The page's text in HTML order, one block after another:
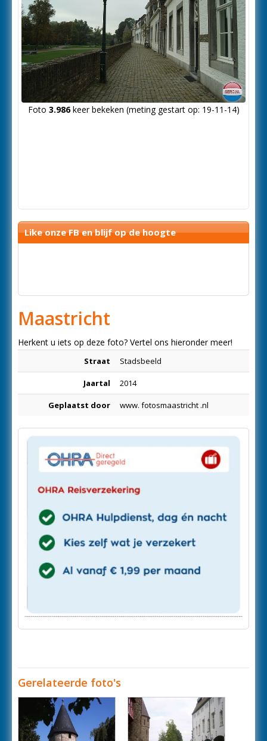
Foto 3.986keer bekeken (meting gestart op: 19-11-14)
Like onze FB en blijf op de hoogte
Maastricht
Herkent u iets op deze foto? Vertel ons hieronder meer!
Straat Stadsbeeld
Jaartal 2014
Geplaatst door www. fotosmaastricht .nl
Gerelateerde foto's